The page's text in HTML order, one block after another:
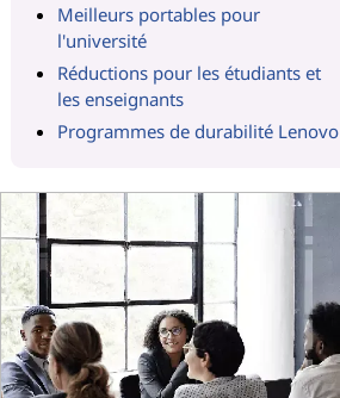
Meilleurs portables pour
l'université
Réductions pour les étudiants et
les enseignants
Programmes de durabilité Lenovo